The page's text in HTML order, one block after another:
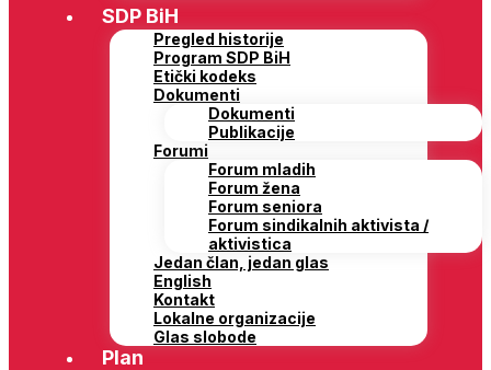
SDP BiH
Pregled historije
Program SDP BiH
Etički kodeks
Dokumenti
Dokumenti
Publikacije
Forumi
Forum mladih
Forum žena
Forum seniora
Forum sindikalnih aktivista /
aktivistica
Jedan član, jedan glas
English
Kontakt
Lokalne organizacije
Glas slobode
Plan